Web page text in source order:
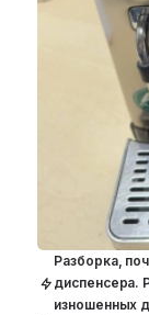
Разборка,
диспенсера.
изношенных